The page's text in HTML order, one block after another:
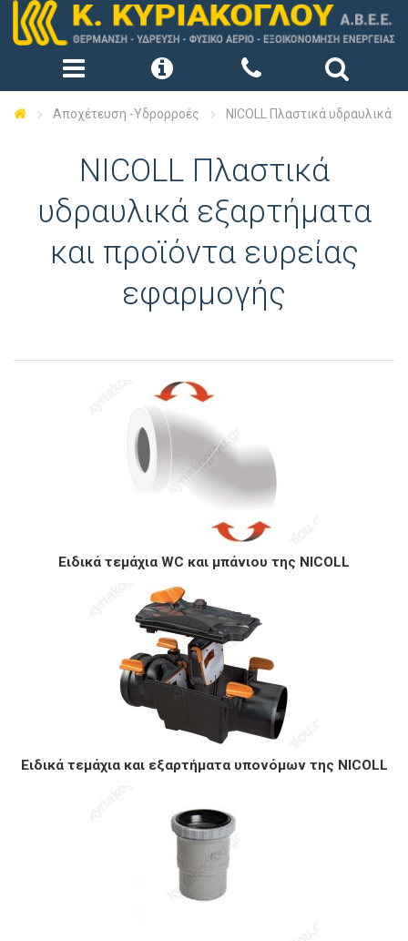
Αποχέτευση -Υδρορροές NICOLL Πλαστικά υδραυλικά
NICOLL Πλαστικά
υδραυλικά εξαρτήματα
και προϊόντα ευρείας
εφαρμογής
Ειδικά τεμάχια WC και μπάνιου της NICOLL
Ειδικά τεμάχια και εξαρτήματα υπονόμων της NICOLL